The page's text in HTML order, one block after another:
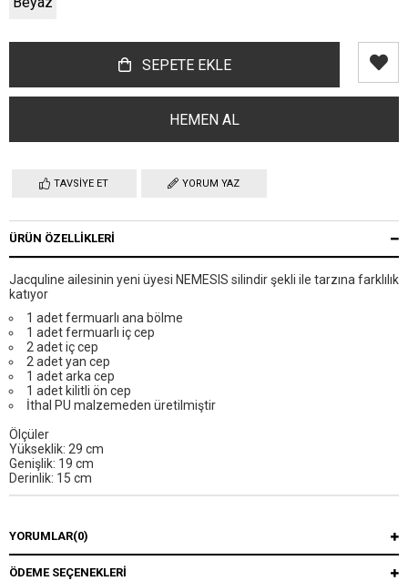
TAVSIYE ET YORUM YAZ
ÜRÜN ÖZELLIKLERI
Jacquline ailesinin yeni üyesi NEMESIS silindir şekli ile tarzına farklılık
katıyor
1 adet fermuarlı ana bölme
1 adet fermuarlı iç cep
2 adet iç cep
2 adet yan cep
1 adet arka cep
1 adet kilitli ön cep
İthal PU malzemeden üretilmiştir
Ölçüler
Yükseklik: 29 cm
Genişlik: 19 cm
Derinlik: 15 cm
YORUMLAR(0)
ÖDEME SEÇENEKLERI